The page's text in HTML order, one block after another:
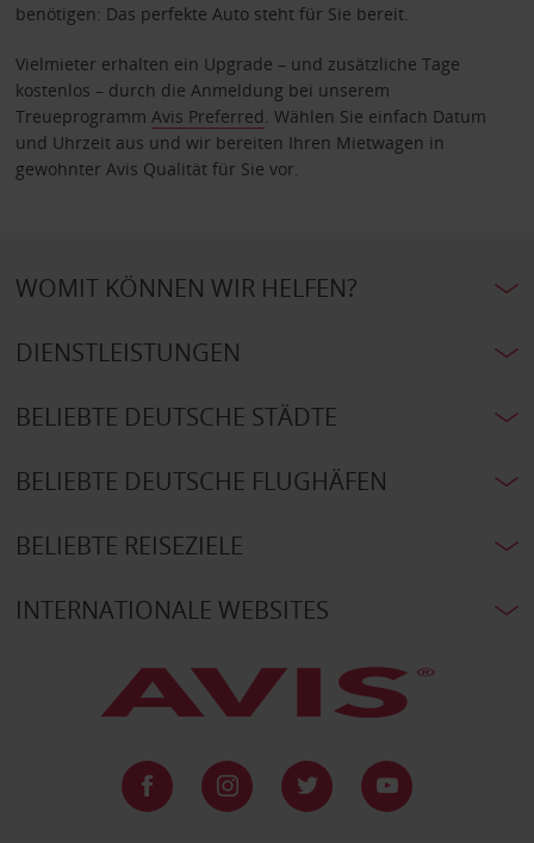
benötigen: Das perfekte Auto steht für Sie bereit.
Vielmieter erhalten ein Upgrade – und zusätzliche Tage
kostenlos – durch die Anmeldung bei unserem
Treueprogramm Avis Preferred . Wählen Sie einfach Datum
und Uhrzeit aus und wir bereiten Ihren Mietwagen in
gewohnter Avis Qualität für Sie vor.
WOMIT KÖNNEN WIR HELFEN?
DIENSTLEISTUNGEN
BELIEBTE DEUTSCHE STÄDTE
BELIEBTE DEUTSCHE FLUGHÄFEN
BELIEBTE REISEZIELE
INTERNATIONALE WEBSITES